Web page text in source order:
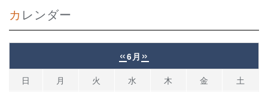
カレンダー
«6月 »
日 月 火 水 木 金
土